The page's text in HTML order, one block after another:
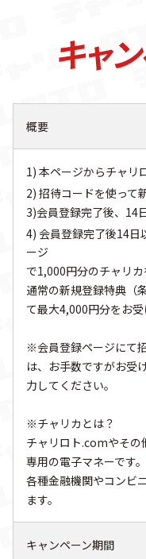
概要
1) 本ページからチャリ
2) 招待コードを使って
3)会員登録完了後、14
4) 会員登録完了後14日
ージ
で1,000円分のチャリカ
通常の新規登録特典（
て最大4,000円分をお受
※会員登録ページにて
は、お手数ですがお受
力してください。
※チャリカとは？
チャリロト.comやその
専用の電子マネーです。
各種金融機関やコンビ
ます。
キャンペーン期間